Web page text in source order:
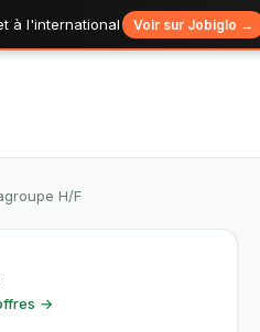
à l'international Voir sur Jobiglo →
H/F
→